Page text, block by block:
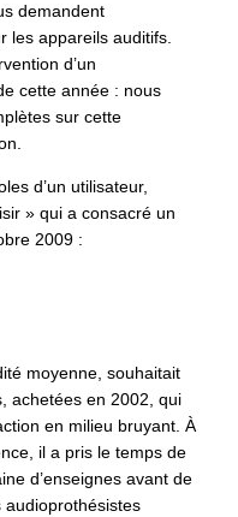
les appareils auditifs.
d’un
cette année : nous
sur cette
d’un utilisateur,
» qui a consacré un
2009 :
moyenne, souhaitait
achetées en 2002, qui
en milieu bruyant. À
il a pris le temps de
d’enseignes avant de
audioprothésistes